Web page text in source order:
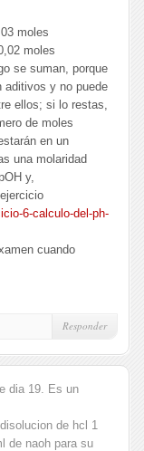
moles
moles
se suman, porque
aditivos y no puede
ellos; si lo restas,
de moles
en un
una molaridad
y,
6-calculo-del-ph-
cuando
Responder
dia 19. Es un
de hcl 1
de naoh para su